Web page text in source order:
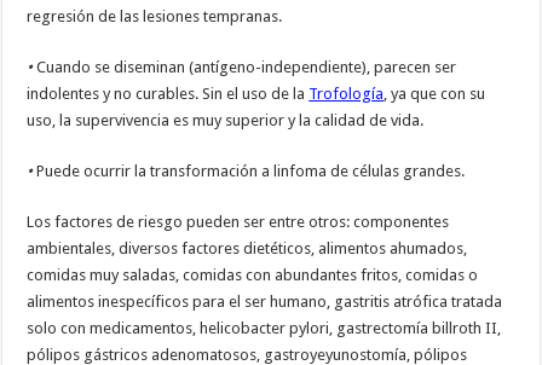
regresión de las lesiones tempranas.
•Cuando se diseminan (antígeno-independiente), parecen ser
indolentes y no curables. Sin el uso de la Trofología , ya que con su
uso, la supervivencia es muy superior y la calidad de vida.
•Puede ocurrir la transformación a linfoma de células grandes.
Los factores de riesgo pueden ser entre otros: componentes
ambientales, diversos factores dietéticos, alimentos ahumados,
comidas muy saladas, comidas con abundantes fritos, comidas o
alimentos inespecíficos para el ser humano, gastritis atrófica tratada
solo con medicamentos, helicobacter pylori, gastrectomía billroth II,
pólipos gástricos adenomatosos, gastroyeyunostomía, pólipos